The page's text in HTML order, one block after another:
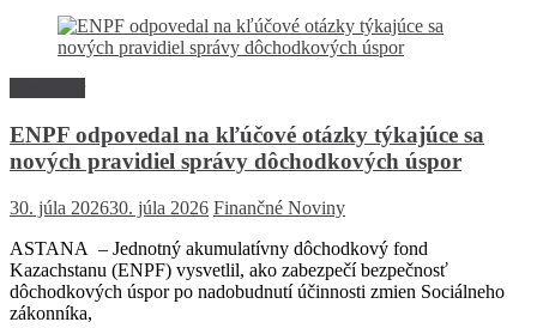
ENPF odpovedal na kľúčové otázky týkajúce sa
nových pravidiel správy dôchodkových úspor
30. júla 202630. júla 2026 Finančné Noviny
ASTANA – Jednotný akumulatívny dôchodkový fond
Kazachstanu (ENPF) vysvetlil, ako zabezpečí bezpečnosť
dôchodkových úspor po nadobudnutí účinnosti zmien Sociálneho
zákonníka,